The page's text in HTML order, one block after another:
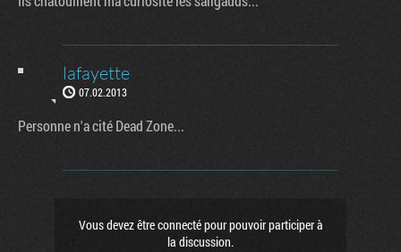
lafayette
07.02.2013
Personne n'a cité Dead Zone...
Vous devez être connecté pour pouvoir participer à
la discussion.